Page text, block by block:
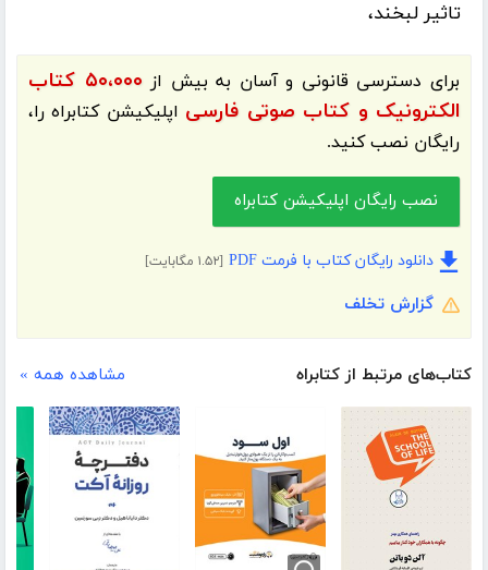
تاثیر لبخند،
برای دسترسی قانونی و آسان به بیش از
۵۰،۰۰۰ کتاب
الکترونیک و کتاب صوتی فارسی اپلیکیشنکتابراهرا،
رایگان نصب کنید.
نصب رایگان اپلیکیشن کتابراه
دانلود رایگان کتاب با فرمت PDF [۱.۵۲ مگابایت]
گزارش تخلف
کتاب‌های مرتبط از کتابراه مشاهده همه »